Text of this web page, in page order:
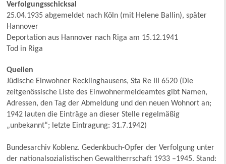
Verfolgungsschicksal
25.04.1935 abgemeldet nach Köln (mit Helene Ballin), später
Hannover
Deportation aus Hannover nach Riga am 15.12.1941
Tod in Riga
Quellen
Jüdische Einwohner Recklinghausens, Sta Re III 6520 (Die
zeitgenössische Liste des Einwohnermeldeamtes gibt Namen,
Adressen, den Tag der Abmeldung und den neuen Wohnort an;
1942 lauten die Einträge an dieser Stelle regelmäßig
„unbekannt“; letzte Eintragung: 31.7.1942)
Bundesarchiv Koblenz. Gedenkbuch-Opfer der Verfolgung unter
der nationalsozialistischen Gewaltherrschaft 1933 –1945. Stand: